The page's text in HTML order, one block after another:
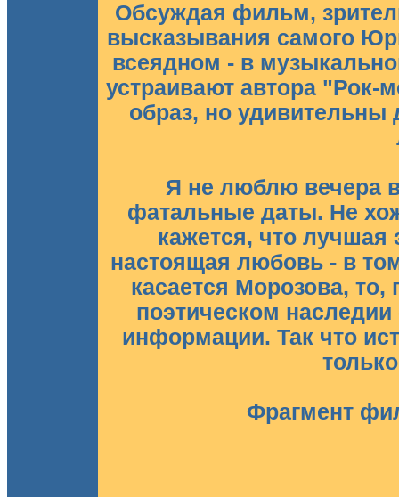
Обсуждая фильм,
высказывания самого
всеядном - в
устраивают автора
образ, но удивительны
Я не люблю вечера
фатальные даты. Не
кажется, что лучшая
настоящая любовь - в
касается Морозова,
поэтическом наследии
информации. Так что
Фрагмент